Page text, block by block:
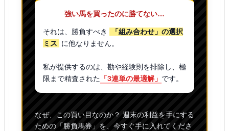
強い馬を買ったのに勝てない…
それは、勝負すべき
「組み合わせ」の選択
ミス
に他なりません。
私が提供するのは、勘や経験則を排除し、極
限まで精査された 「3連単の最適解」 です。
なぜ、この買い目なのか？ 週末の利益を手にする
ための「勝負馬券」を、今すぐ手に入れてくださ